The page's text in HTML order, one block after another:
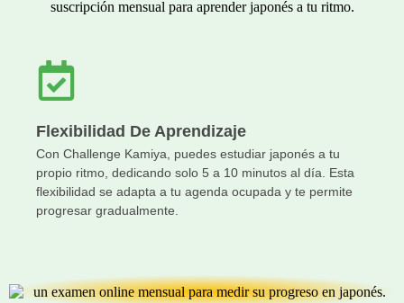
Flexibilidad De Aprendizaje
Con Challenge Kamiya, puedes estudiar japonés a tu
propio ritmo, dedicando solo 5 a 10 minutos al día. Esta
flexibilidad se adapta a tu agenda ocupada y te permite
progresar gradualmente.